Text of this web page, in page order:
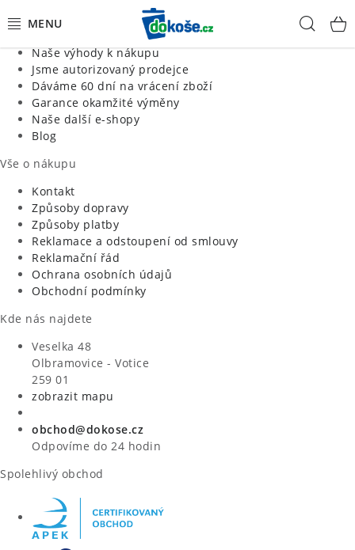
Jsme tradiční česká firma
Naše výhody k nákupu
Jsme autorizovaný prodejce
Dáváme 60 dní na vrácení zboží
Garance okamžité výměny
Naše další e-shopy
Blog
Vše o nákupu
Kontakt
Způsoby dopravy
Způsoby platby
Reklamace a odstoupení od smlouvy
Reklamační řád
Ochrana osobních údajů
Obchodní podmínky
Kde nás najdete
Veselka 48
Olbramovice - Votice
259 01
zobrazit mapu
obchod@dokose.cz
Odpovíme do 24 hodin
Spolehlivý obchod
KOŠE
SÁČKY
KUCHYNĚ
ORGANIZACE
DOMÁCNOST
ÚKLID
VÝPRODEJ
ZNAČKY
Úvod Kontakt Blog
Moje objednávka